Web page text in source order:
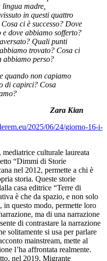
madre,
in questi quattro
ci è successo? Dove
dove abbiamo sofferto?
Quali punti
trovato? Cosa ci
abbiamo perso?
quando non capiamo
di capirci? Cosa
Zara Kian
2025/06/24/giorno-16-i-
culturale laureata
“Dimmi di Storie
nel 2012, permette a chi è
storia. Queste storie
casa editrice “Terre di
è che da spazio, e non solo
in questo modo, permette loro
ma di una narrazione
di contrastare la narrazione
solitamente si usa per parlare
mainstream, mette al
l’ha affrontata realmente.
nel 2019. Migrante